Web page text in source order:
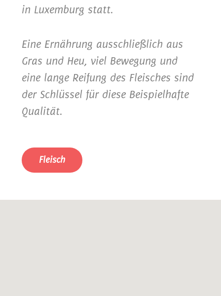
in Luxemburg statt.
Eine Ernährung ausschließlich aus
Gras und Heu, viel Bewegung und
eine lange Reifung des Fleisches sind
der Schlüssel für diese Beispielhafte
Qualität.
Fleisch